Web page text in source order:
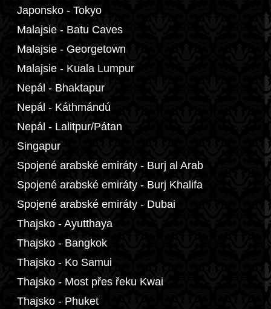
Japonsko - Tokyo
Malajsie - Batu Caves
Malajsie - Georgetown
Malajsie - Kuala Lumpur
Nepál - Bhaktapur
Nepál - Káthmándú
Nepál - Lalitpur/Pátan
Singapur
Spojené arabské emiráty - Burj al Arab
Spojené arabské emiráty - Burj Khalifa
Spojené arabské emiráty - Dubai
Thajsko - Ayutthaya
Thajsko - Bangkok
Thajsko - Ko Samui
Thajsko - Most přes řeku Kwai
Thajsko - Phuket